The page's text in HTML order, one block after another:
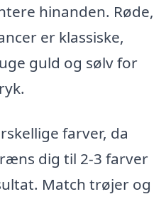
hinanden. Røde,
er klassiske,
guld og sølv for
farver, da
dig til 2-3 farver
Match trøjer og